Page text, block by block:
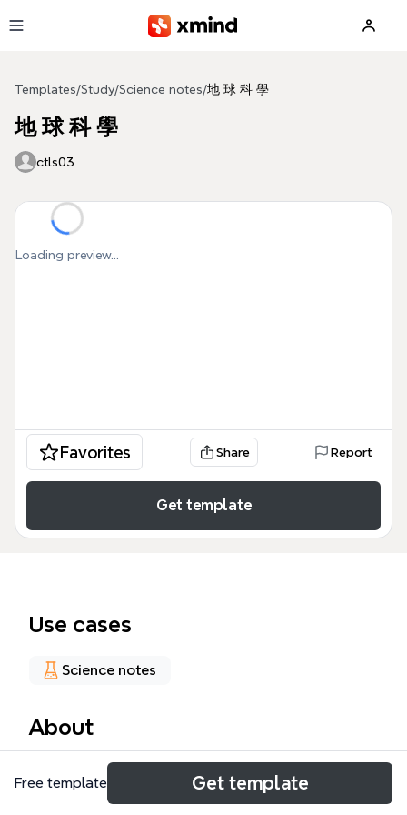
Templates/Study/Science notes/地 球 科 學
地 球 科 學
ctls03
Loading preview...
Favorites Share Report
Get template
Use cases
Science notes
About
地球科學心智圖涵蓋宇宙圈、大氣圈、水圈、岩石圈、
生物圈等五大圈層，共90個節點，適合學生與教師用
Free template Get template